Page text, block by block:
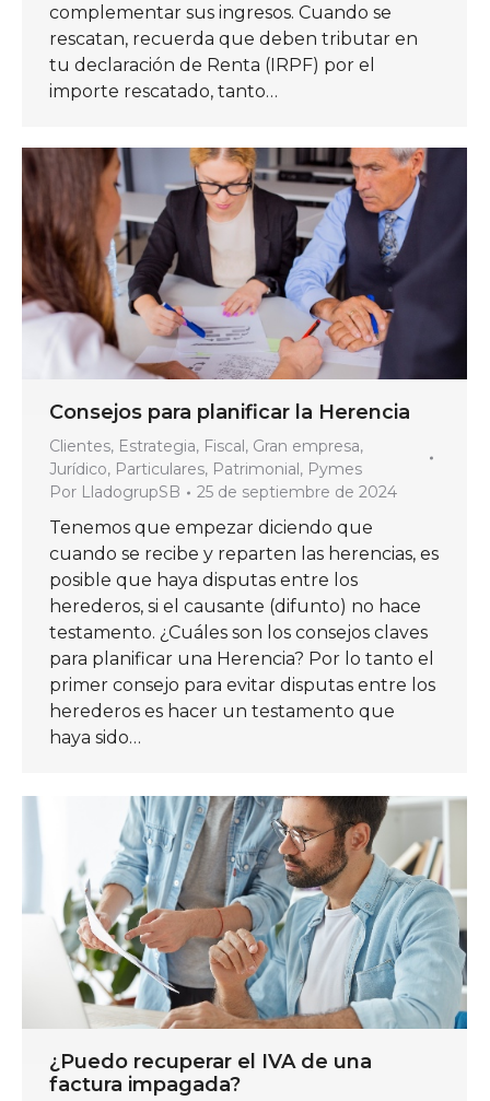
complementar sus ingresos. Cuando se
rescatan, recuerda que deben tributar en
tu declaración de Renta (IRPF) por el
importe rescatado, tanto…
Consejos para planificar la Herencia
Clientes, Estrategia, Fiscal, Gran empresa,
Jurídico, Particulares, Patrimonial, Pymes
Por LladogrupSB 25 de septiembre de 2024
Tenemos que empezar diciendo que
cuando se recibe y reparten las herencias, es
posible que haya disputas entre los
herederos, si el causante (difunto) no hace
testamento. ¿Cuáles son los consejos claves
para planificar una Herencia? Por lo tanto el
primer consejo para evitar disputas entre los
herederos es hacer un testamento que
haya sido…
¿Puedo recuperar el IVA de una
factura impagada?